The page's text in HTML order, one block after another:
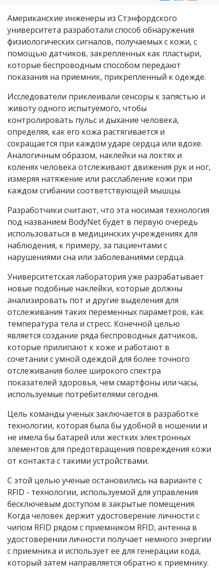
Американские инженеры из Стэнфордского
университета разработали способ обнаружения
физиологических сигналов, получаемых с кожи, с
помощью датчиков, закрепленных как пластыри,
которые беспроводным способом передают
показания на приемник, прикрепленный к одежде.
Исследователи приклеивали сенсоры к запястью и
животу одного испытуемого, чтобы
контролировать пульс и дыхание человека,
определяя, как его кожа растягивается и
сокращается при каждом ударе сердца или вдохе.
Аналогичным образом, наклейки на локтях и
коленях человека отслеживают движения рук и ног,
измеряя натяжение или расслабление кожи при
каждом сгибании соответствующей мышцы.
Разработчики считают, что эта носимая технология
под названием BodyNet будет в первую очередь
использоваться в медицинских учреждениях для
наблюдения, к примеру, за пациентами с
нарушениями сна или заболеваниями сердца.
Университетская лаборатория уже разрабатывает
новые подобные наклейки, которые должны
анализировать пот и другие выделения для
отслеживания таких переменных параметров, как
температура тела и стресс. Конечной целью
является создание ряда беспроводных датчиков,
которые прилипают к коже и работают в
сочетании с умной одеждой для более точного
отслеживания более широкого спектра
показателей здоровья, чем смартфоны или часы,
используемые потребителями сегодня.
Цель команды ученых заключается в разработке
технологии, которая была бы удобной в ношении и
не имела бы батарей или жестких электронных
элементов для предотвращения повреждения кожи
от контакта с такими устройствами.
С этой целью ученые остановились на варианте с
RFID - технологии, используемой для управления
бесключевым доступом в закрытые помещения.
Когда человек держит удостоверение личности с
чипом RFID рядом с приемником RFID, антенна в
удостоверении личности получает немного энергии
с приемника и использует ее для генерации кода,
который затем направляется обратно к приемнику.